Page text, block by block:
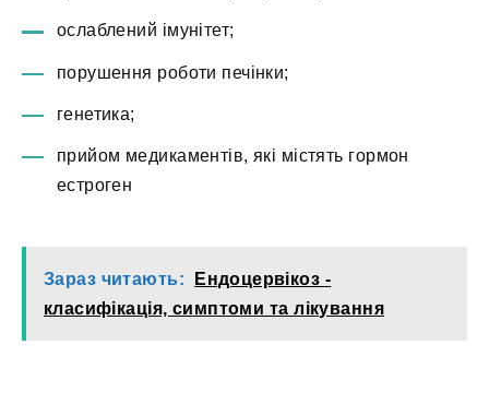
ослаблений імунітет;
порушення роботи печінки;
генетика;
прийом медикаментів, які містять гормон
естроген
Зараз читають:
Ендоцервікоз -
класифікація, симптоми та лікування